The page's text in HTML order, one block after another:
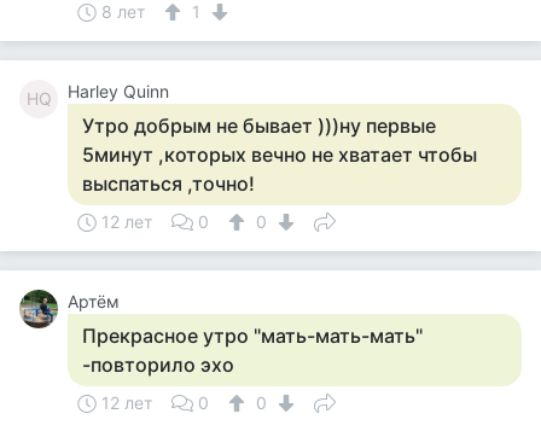
8 лет 1
HQ Harley Quinn
Утро добрым не бывает )))ну первые
5минут ,которых вечно не хватает чтобы
выспаться ,точно!
12 лет 0 0
Артём
Прекрасное утро "мать-мать-мать"
-повторило эхо
12 лет 0 0